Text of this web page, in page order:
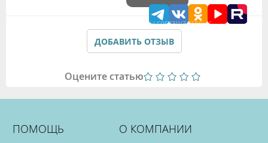
Подтверждая данные формы Вы соглашаетесь с
Политикой обработки персональных данных
ДОБАВИТЬ ОТЗЫВ
Оцените статью
ПОМОЩЬ О КОМПАНИИ